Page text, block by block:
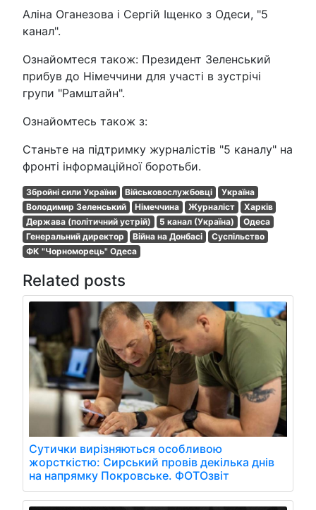
Аліна Оганезова і Сергій Іщенко з Одеси, "5
канал".
Ознайомтеся також: Президент Зеленський
прибув до Німеччини для участі в зустрічі
групи "Рамштайн".
Ознайомтесь також з:
Станьте на підтримку журналістів "5 каналу" на
фронті інформаційної боротьби.
Збройні сили України Військовослужбовці
Україна
Володимир Зеленський
Німеччина Журналіст
Харків
Держава (політичний устрій)
5 канал (Україна)
Одеса
Генеральний директор
Війна на Донбасі
Суспільство
ФК "Чорноморець" Одеса
Related posts
Сутички вирізняються особливою
жорсткістю: Сирський провів декілька днів
на напрямку Покровське. ФОТОзвіт